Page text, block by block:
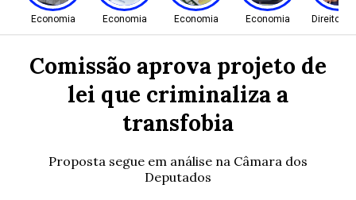
Economia Economia Economia Economia Direitos
Comissão aprova projeto de
lei que criminaliza a
transfobia
Proposta segue em análise na Câmara dos
Deputados